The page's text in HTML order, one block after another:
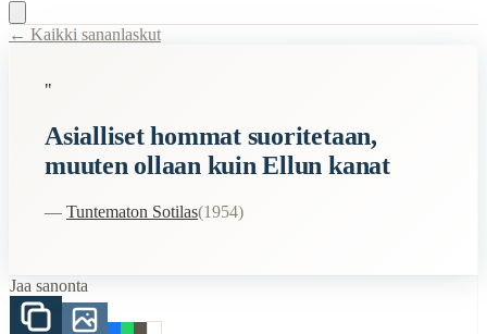
Description:
Sotamies Koskela
Semantic Themes
Sota
homma
kana
← Kaikki sananlaskut
"
Asialliset hommat suoritetaan,
muuten ollaan kuin Ellun kanat
— Tuntematon Sotilas(1954)
Jaa sanonta